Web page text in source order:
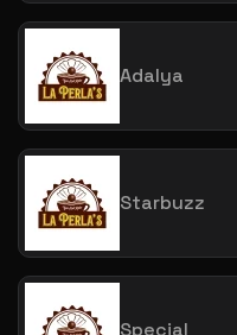
Adalya
Starbuzz
Special